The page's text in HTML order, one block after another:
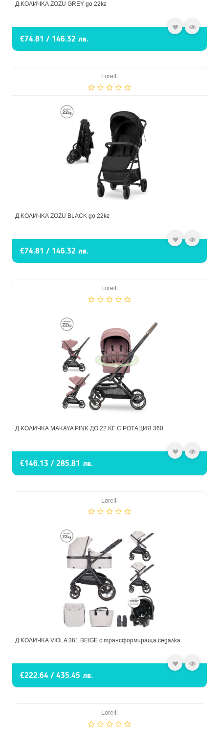
Д.КОЛИЧКА ZOZU GREY до 22кг
€74.81 / 146.32 лв.
Lorelli
Д.КОЛИЧКА ZOZU BLACK до 22кг
€74.81 / 146.32 лв.
Lorelli
Д.КОЛИЧКА MAKAYA PINK ДО 22 КГ С РОТАЦИЯ 360
€146.13 / 285.81 лв.
Lorelli
Д.КОЛИЧКА VIOLA 3в1 BEIGE с трансформираща седалка
€222.64 / 435.45 лв.
Lorelli